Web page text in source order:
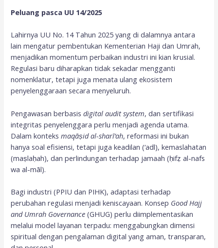
Peluang pasca UU 14/2025
Lahirnya UU No. 14 Tahun 2025 yang di dalamnya antara
lain mengatur pembentukan Kementerian Haji dan Umrah,
menjadikan momentum perbaikan industri ini kian krusial.
Regulasi baru diharapkan tidak sekadar mengganti
nomenklatur, tetapi juga menata ulang ekosistem
penyelenggaraan secara menyeluruh.
Pengawasan berbasisdigital audit system, dan sertifikasi
integritas penyelenggara perlu menjadi agenda utama.
Dalam konteksmaqāṣid al-sharī‘ah, reformasi ini bukan
hanya soal efisiensi, tetapi juga keadilan (‘adl), kemaslahatan
(maṣlaḥah), dan perlindungan terhadap jamaah (ḥifẓ al-nafs
wa al-māl).
Bagi industri (PPIU dan PIHK), adaptasi terhadap
perubahan regulasi menjadi keniscayaan. Konsep Good Hajj
and Umrah Governance (GHUG) perlu diimplementasikan
melalui model layanan terpadu: menggabungkan dimensi
spiritual dengan pengalaman digital yang aman, transparan,